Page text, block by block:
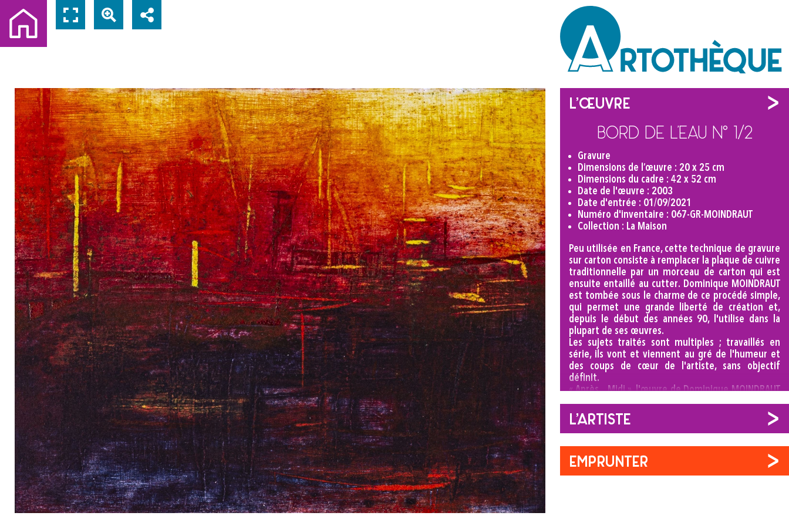
L'œuvre
Bord de l’eau n° 1/2
Gravure
Dimensions de l’œuvre : 20 x 25 cm
Dimensions du cadre : 42 x 52 cm
Date de l'œuvre : 2003
Date d'entrée : 01/09/2021
Numéro d'inventaire : 067-GR-MOINDRAUT
Collection : La Maison
Peu utilisée en France, cette technique de gravure
sur carton consiste à remplacer la plaque de cuivre
traditionnelle par un morceau de carton qui est
ensuite entaillé au cutter. Dominique MOINDRAUT
est tombée sous le charme de ce procédé simple,
qui permet une grande liberté de création et,
depuis le début des années 90, l'utilise dans la
plupart de ses œuvres.
Les sujets traités sont multiples ; travaillés en
série, ils vont et viennent au gré de l'humeur et
des coups de cœur de l'artiste, sans objectif
définit.
« Après... Midi », l'œuvre de Dominique MOINDRAUT
présentée dans la collection de l'artothèque fait
partie d'une série sur le thème de l'Afrique. A
travers cette composition abstraite, l'artiste
réussit à faire passer tout son ressenti personnel
et joue à la perfection avec les couleurs pour nous
convier à la découverte de la savane.
L'artiste
EMPRUNTER